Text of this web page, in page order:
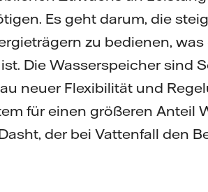
Es geht darum, die
zu bedienen,
Die Wasserspeicher sind
neuer Flexibilität und
für einen größeren Anteil
der bei Vattenfall den